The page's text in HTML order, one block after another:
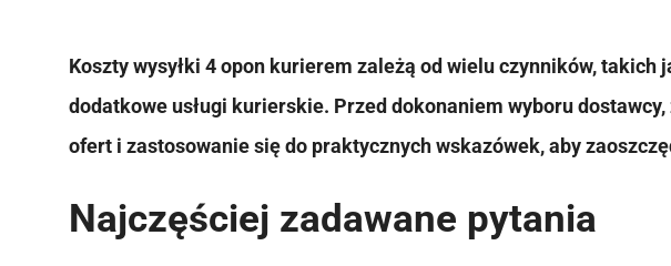
Koszty wysyłki 4 opon kurierem zależą od wielu czynników, takich
dodatkowe usługi kurierskie. Przed dokonaniem wyboru
ofert i zastosowanie się do praktycznych wskazówek, aby
Najczęściej zadawane pytania